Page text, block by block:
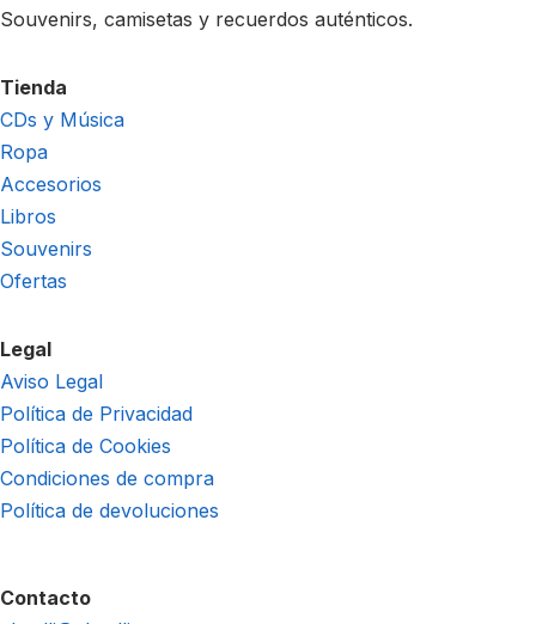
Souvenirs, camisetas y recuerdos auténticos.
Tienda
CDs y Música
Ropa
Accesorios
Libros
Souvenirs
Ofertas
Legal
Aviso Legal
Política de Privacidad
Política de Cookies
Condiciones de compra
Política de devoluciones
Contacto